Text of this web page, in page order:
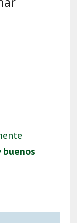
buenos